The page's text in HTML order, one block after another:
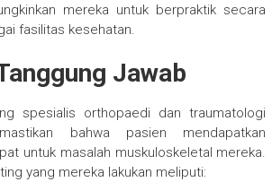
mereka untuk berpraktik secara
fasilitas kesehatan.
Jawab
spesialis orthopaedi dan traumatologi
bahwa pasien mendapatkan
untuk masalah muskuloskeletal mereka.
yang mereka lakukan meliputi: